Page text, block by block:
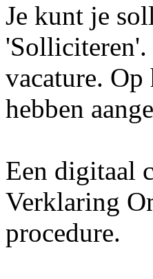
Je kunt je
'Solliciteren'.
vacature.
hebben
Een digitaal
Verklaring
procedure.